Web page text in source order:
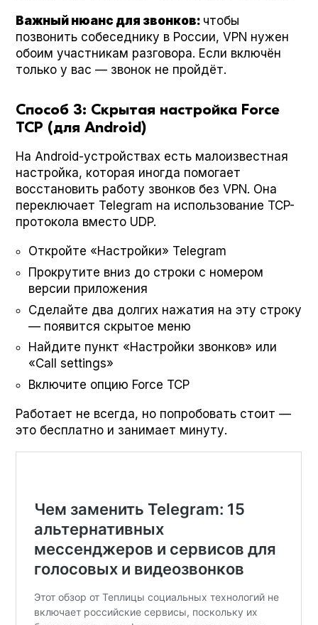
Важный нюанс для звонков: чтобы
позвонить собеседнику в России, VPN нужен
обоим участникам разговора. Если включён
только у вас — звонок не пройдёт.
Способ 3: Скрытая настройка Force
TCP (для Android)
На Android-устройствах есть малоизвестная
настройка, которая иногда помогает
восстановить работу звонков без VPN. Она
переключает Telegram на использование TCP-
протокола вместо UDP.
Откройте «Настройки» Telegram
Прокрутите вниз до строки с номером
версии приложения
Сделайте два долгих нажатия на эту строку
— появится скрытое меню
Найдите пункт «Настройки звонков» или
«Call set­tings»
Включите опцию Force TCP
Работает не всегда, но попробовать стоит —
это бесплатно и занимает минуту.